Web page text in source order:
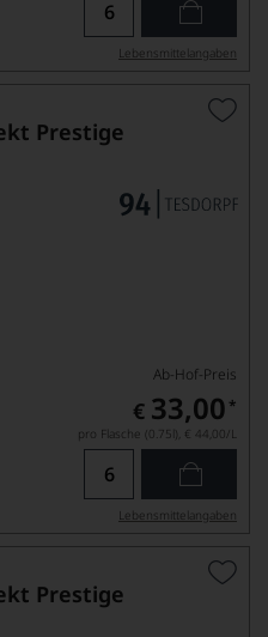
Lebensmittel­angaben
Prestige
Ab-Hof-Preis
€ 33,00 *
pro Flasche (0.75l), € 44,00/L
Lebensmittel­angaben
Prestige